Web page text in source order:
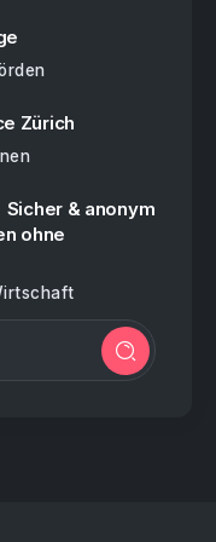
Zürich
& anonym
ohne